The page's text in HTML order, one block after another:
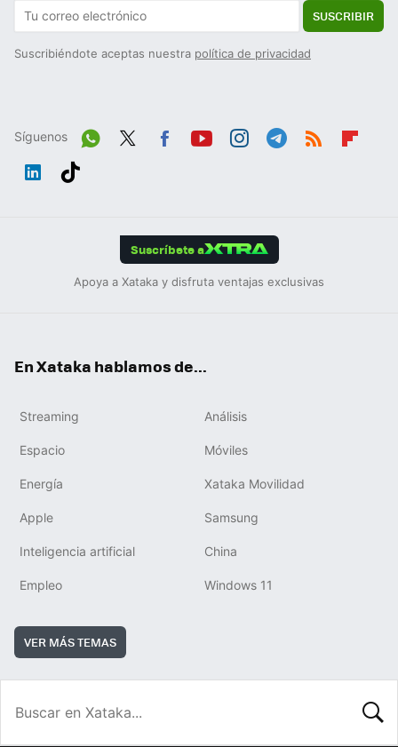
SUSCRIBIR
Suscribiéndote aceptas nuestra política de privacidad
Síguenos
Wh
Suscríbete a
Apoya a Xataka y disfruta ventajas exclusivas
En Xataka hablamos de...
Streaming Análisis
Espacio Móviles
Energía Xataka Movilidad
Apple Samsung
Inteligencia artificial China
Empleo Windows 11
VER MÁS TEMAS